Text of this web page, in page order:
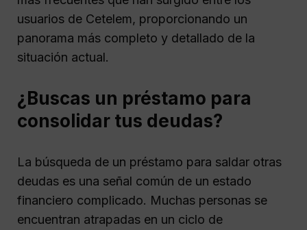
usuarios de Cetelem, proporcionando un
panorama más completo y detallado de la
situación actual.
¿Buscas un préstamo para
consolidar tus deudas?
La búsqueda de un préstamo para saldar otras
deudas es una señal común de un estado
financiero complicado. Muchas personas se
encuentran atrapadas en un ciclo de